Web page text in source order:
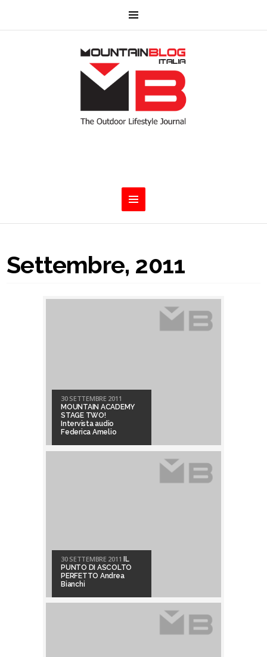
Settembre, 2011
30 SETTEMBRE 2011
MOUNTAIN ACADEMY
STAGE TWO!
Intervista audio
Federica Amelio
30 SETTEMBRE 2011 IL
PUNTO DI ASCOLTO
PERFETTO Andrea
Bianchi